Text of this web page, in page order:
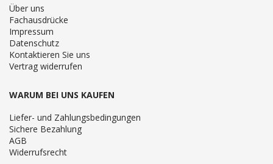
Über uns
Fachausdrücke
Impressum
Datenschutz
Kontaktieren Sie uns
Vertrag widerrufen
WARUM BEI UNS KAUFEN
Liefer- und Zahlungsbedingungen
Sichere Bezahlung
AGB
Widerrufsrecht